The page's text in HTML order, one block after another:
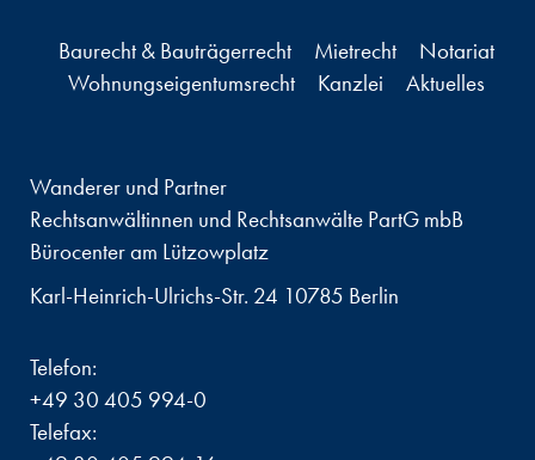
Baurecht & Bauträgerrecht Mietrecht
Notariat
Wohnungseigentumsrecht
Kanzlei Aktuelles
Wanderer und Partner
Rechtsanwältinnen und Rechtsanwälte PartG mbB
Bürocenter am Lützowplatz
Karl-Heinrich-Ulrichs-Str. 24 10785 Berlin
Telefon:
+49 30 405 994-0
Telefax: